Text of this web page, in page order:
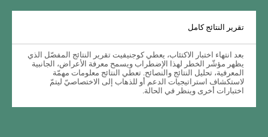
تقرير النتائج كامل
بعد انتهاء اختبار الاكتئاب، يعطي كوجنيفيت تقرير النتائج المفصّل الذي
يظهر مؤشّر الخطر لهذا الإضطراب ويسمح معرفة الأعراض، الجانبية
المعرفية، تحليل النتائج والنصائح. تعطي النتائج معلومات مهمّة
لاستكشاف استراتيجيات الدعم أو للذهاب إلى الاختصاصيّ ليتمّ
اختبارات أخرى وينظر في الحالة.